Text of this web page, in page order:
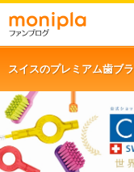
スイスのプレミアム歯ブ